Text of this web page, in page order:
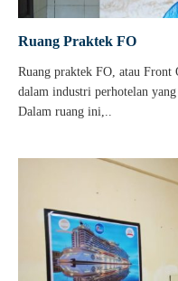
Ruang Praktek FO
Ruang praktek FO, atau
dalam industri perhotelan
Dalam ruang ini,..